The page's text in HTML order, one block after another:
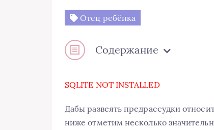
Отец ребёнка
Содержание
SQLITE NOT INSTALLED
Дабы развеять предрассудки
ниже отметим несколько